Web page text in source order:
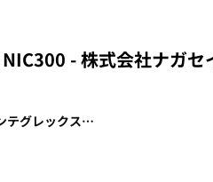
- 株式会社ナガセ
テグレックス…